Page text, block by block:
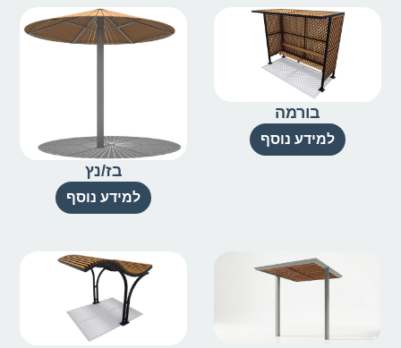
בורמה
למידע נוסף
בז/נץ
למידע נוסף